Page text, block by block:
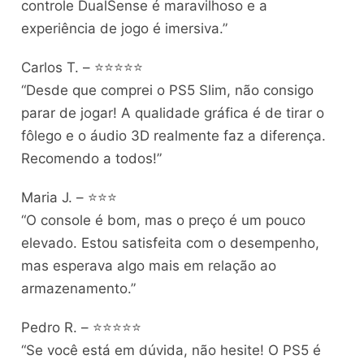
controle DualSense é maravilhoso e a
experiência de jogo é imersiva.”
Carlos T. – ⭐⭐⭐⭐⭐
“Desde que comprei o PS5 Slim, não consigo
parar de jogar! A qualidade gráfica é de tirar o
fôlego e o áudio 3D realmente faz a diferença.
Recomendo a todos!”
Maria J. – ⭐⭐⭐
“O console é bom, mas o preço é um pouco
elevado. Estou satisfeita com o desempenho,
mas esperava algo mais em relação ao
armazenamento.”
Pedro R. – ⭐⭐⭐⭐⭐
“Se você está em dúvida, não hesite! O PS5 é